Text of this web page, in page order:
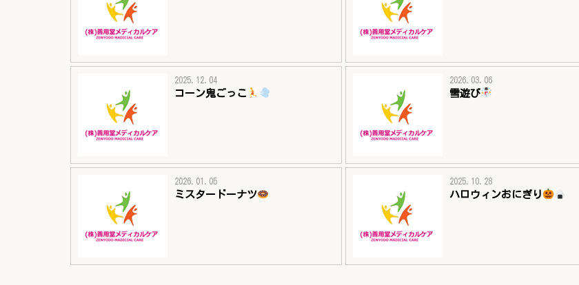
2025.12.04
コーン鬼ごっこ
2026.03.06
雪遊び
2026.01.05
ミスタードーナツ
2025.10.28
ハロウィンおにぎり